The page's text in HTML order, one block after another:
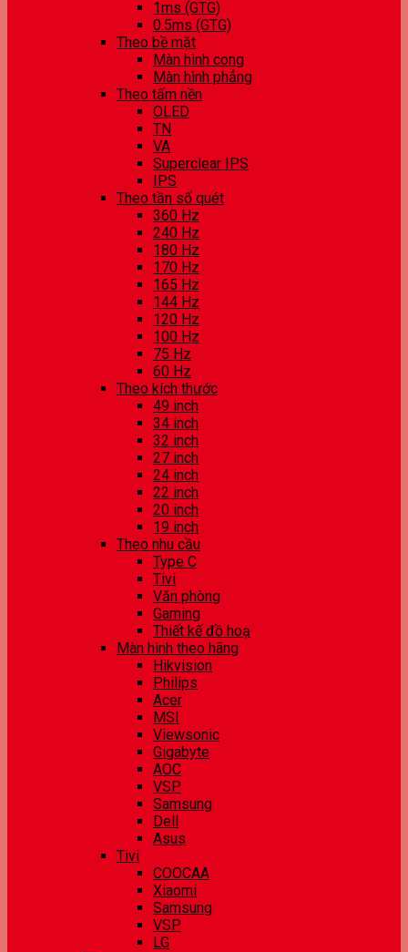
1ms (GTG)
0.5ms (GTG)
Theo bề mặt
Màn hình cong
Màn hình phẳng
Theo tấm nền
OLED
TN
VA
Superclear IPS
IPS
Theo tần số quét
360 Hz
240 Hz
180 Hz
170 Hz
165 Hz
144 Hz
120 Hz
100 Hz
75 Hz
60 Hz
Theo kích thước
49 inch
34 inch
32 inch
27 inch
24 inch
22 inch
20 inch
19 inch
Theo nhu cầu
Type C
Tivi
Văn phòng
Gaming
Thiết kế đồ hoạ
Màn hình theo hãng
Hikvision
Philips
Acer
MSI
Viewsonic
Gigabyte
AOC
VSP
Samsung
Dell
Asus
Tivi
COOCAA
Xiaomi
Samsung
VSP
LG